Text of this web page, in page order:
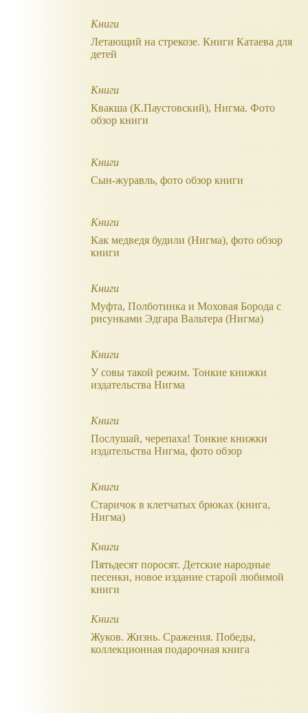
Книги
Летающий на стрекозе. Книги Катаева для
детей
Книги
Квакша (К.Паустовский), Нигма. Фото
обзор книги
Книги
Сын-журавль, фото обзор книги
Книги
Как медведя будили (Нигма), фото обзор
книги
Книги
Муфта, Полботинка и Моховая Борода с
рисунками Эдгара Вальтера (Нигма)
Книги
У совы такой режим. Тонкие книжки
издательства Нигма
Книги
Послушай, черепаха! Тонкие книжки
издательства Нигма, фото обзор
Книги
Старичок в клетчатых брюках (книга,
Нигма)
Книги
Пятьдесят поросят. Детские народные
песенки, новое издание старой любимой
книги
Книги
Жуков. Жизнь. Сражения. Победы,
коллекционная подарочная книга